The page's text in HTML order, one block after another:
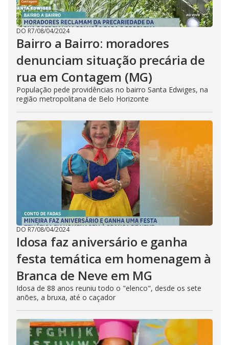
DO R7/08/04/2024
Bairro a Bairro: moradores
denunciam situação precária de
rua em Contagem (MG)
População pede providências no bairro Santa Edwiges, na
região metropolitana de Belo Horizonte
DO R7/08/04/2024
Idosa faz aniversário e ganha
festa temática em homenagem à
Branca de Neve em MG
Idosa de 88 anos reuniu todo o "elenco", desde os sete
anões, a bruxa, até o caçador